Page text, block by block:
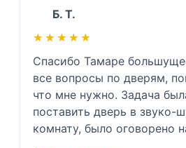
Б. Т.
★★★★★
★★★★★
Спасибо Тамаре
все вопросы по дверям,
что мне нужно. Задача
поставить дверь в звуко-
комнату, было оговорено